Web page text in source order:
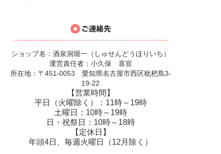
ショップ名：酒泉洞堀一（しゅせんどうほりいち）
運営責任者：小久保 喜宣
所在地：〒451-0053 愛知県名古屋市西区枇杷島3-
19-22
【営業時間】
平日（火曜除く）：11時～19時
土曜日：10時～19時
日・祝祭日：10時～18時
【定休日】
年頭4日、毎週火曜日（12月除く）